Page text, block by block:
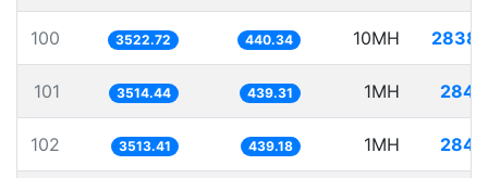
100 3522.72 440.34 10MH
101 3514.44 439.31 1MH
102 3513.41 439.18 1MH